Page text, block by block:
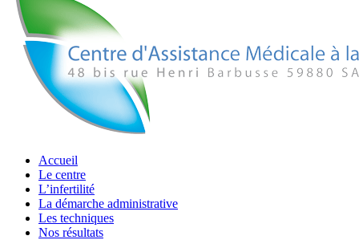
Accueil
Le centre
L’infertilité
La démarche administrative
Les techniques
Nos résultats